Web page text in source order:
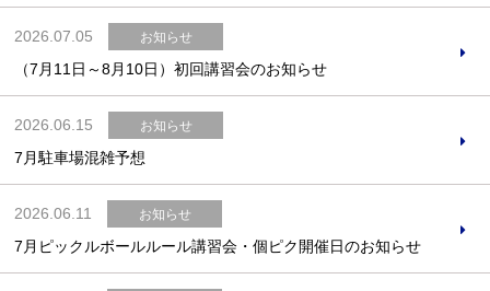
2026.07.05 お知らせ
（7月11日～8月10日）初回講習会のお知らせ
2026.06.15 お知らせ
7月駐車場混雑予想
2026.06.11 お知らせ
7月ピックルボールルール講習会・個ピク開催日のお知らせ